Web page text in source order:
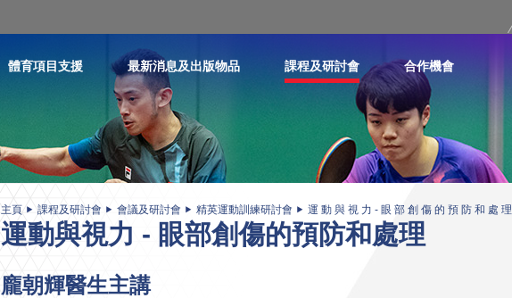
體育項目支援 最新消息及出版物品 課程及研討會 合作機會
主頁 課程及研討會 會議及研討會 精英運動訓練研討會 運 動 與 視 力 - 眼 部 創 傷 的 預 防 和 處 理
運動與視力 - 眼部創傷的預防和處理
龐朝輝醫生主講